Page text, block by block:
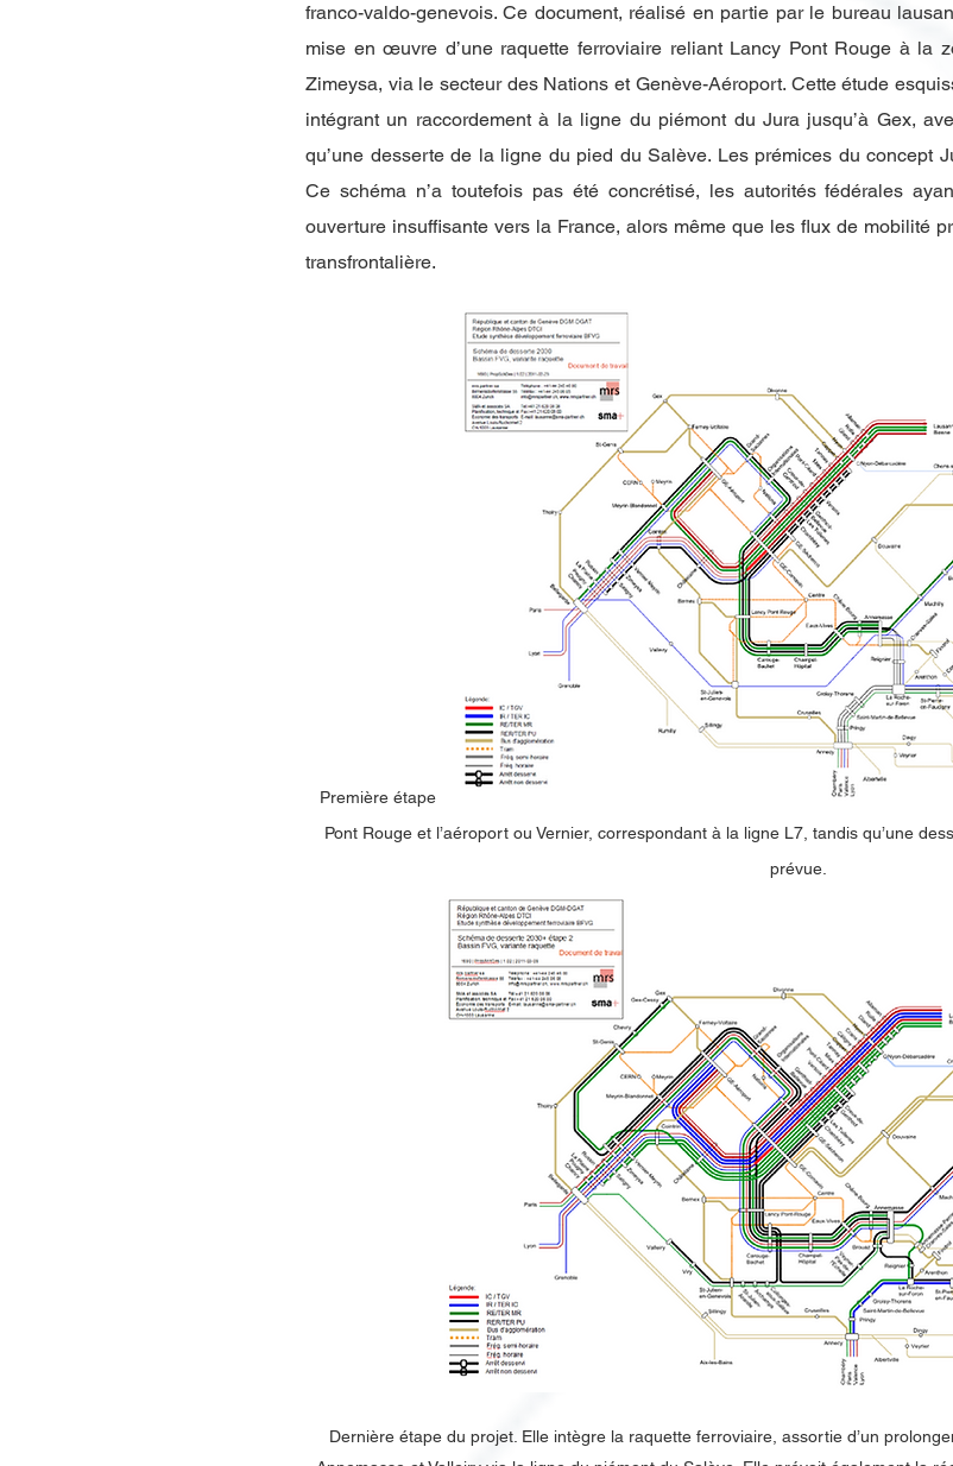
franco-valdo-genevois. Ce document, réalisé en partie par le bureau
mise en œuvre d’une raquette ferroviaire reliant Lancy Pont Rouge à la
Zimeysa, via le secteur des Nations et Genève-Aéroport. Cette étude
intégrant un raccordement à la ligne du piémont du Jura jusqu’à Gex,
qu’une desserte de la ligne du pied du Salève. Les prémices du concept
Ce schéma n’a toutefois pas été concrétisé, les autorités fédérales
ouverture insuffisante vers la France, alors même que les flux de mobilité
transfrontalière.
Première étape de la « raquette ferroviaire », initialement prévue à l’horizon 2030.
Pont Rouge et l’aéroport ou Vernier, correspondant à la ligne L7, tandis qu’une
prévue.
​Dernière étape du projet. Elle intègre la raquette ferroviaire, assortie d’un